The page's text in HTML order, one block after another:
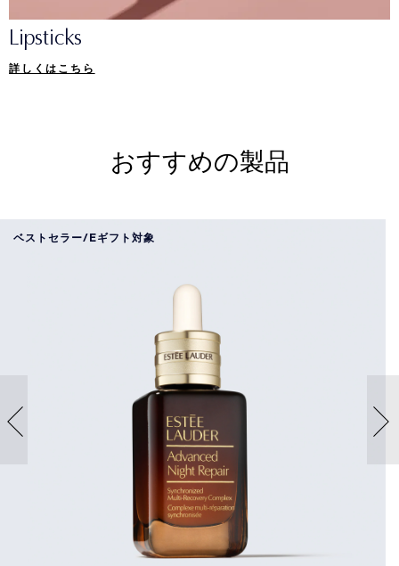
Lipsticks
詳しくはこちら
おすすめの製品
ベストセラー/Eギフト対象